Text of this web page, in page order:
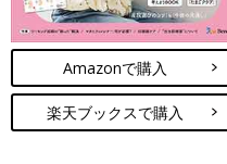
Amazonで購入
楽天ブックスで購入